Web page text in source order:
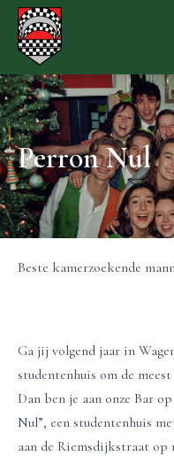
Perron Nul
Beste kamerzoekende
Ga jij volgend jaar in
studentenhuis om de
Dan ben je aan onze Bar
Nul”, een studentenhuis
aan de Riemsdijkstraat